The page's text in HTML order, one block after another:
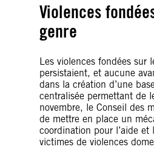
Violences
genre
Les violences fondées sur
persistaient, et aucune
dans la création d’une
centralisée permettant de
novembre, le Conseil des
de mettre en place un
coordination pour l’aide et
victimes de violences